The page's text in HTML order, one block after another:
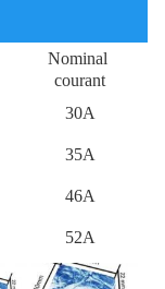
Nominal
courant
30A
35A
46A
52A